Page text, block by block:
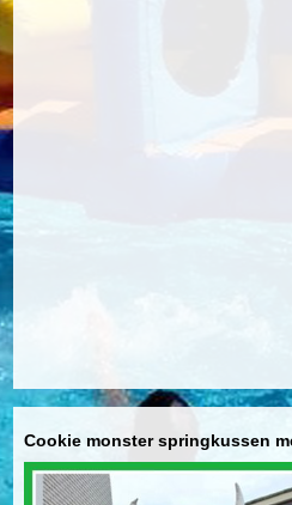
Cookie monster springkussen